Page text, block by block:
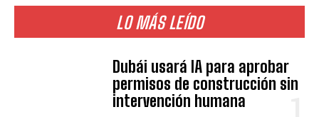
LO MÁS LEÍDO
Dubái usará IA para aprobar
permisos de construcción sin
intervención humana